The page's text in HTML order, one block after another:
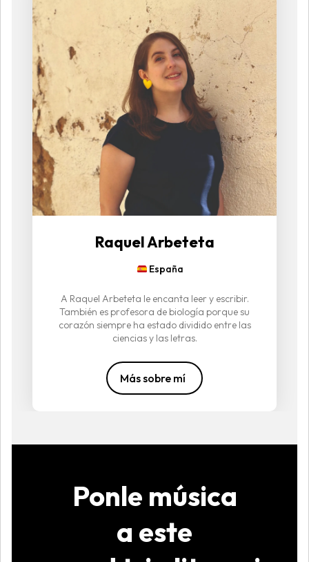
Raquel Arbeteta
España
A Raquel Arbeteta le encanta leer y escribir.
También es profesora de biología porque su
corazón siempre ha estado dividido entre las
ciencias y las letras.
Más sobre mí
Ponle música
a este